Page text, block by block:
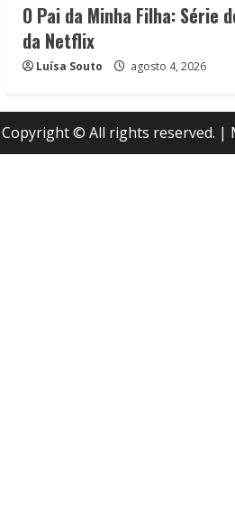
O Pai da Minha Filha: Série
da Netflix
Luísa Souto agosto 4, 2026
Copyright © All rights reserved. |